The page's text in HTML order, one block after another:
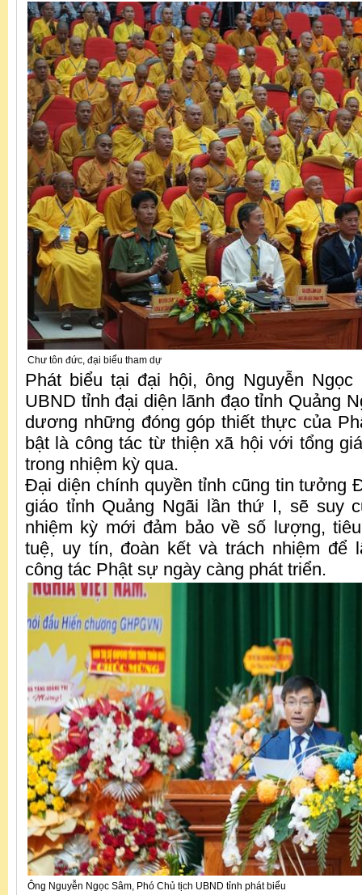
Chư tôn đức, đại biểu tham dự
Phát biểu tại đại hội, ông Nguyễn Ngọc
UBND tỉnh đại diện lãnh đạo tỉnh Quảng
dương những đóng góp thiết thực của
bật là công tác từ thiện xã hội với tổng
trong nhiệm kỳ qua.
Đại diện chính quyền tỉnh cũng tin tưởng
giáo tỉnh Quảng Ngãi lần thứ I, sẽ suy
nhiệm kỳ mới đảm bảo về số lượng,
tuệ, uy tín, đoàn kết và trách nhiệm để
công tác Phật sự ngày càng phát triển.
Ông Nguyễn Ngọc Sâm, Phó Chủ tịch UBND tỉnh phát biểu